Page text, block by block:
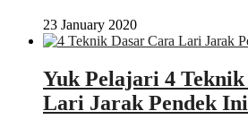
23 January 2020
Yuk Pelajari 4
Lari Jarak Pendek